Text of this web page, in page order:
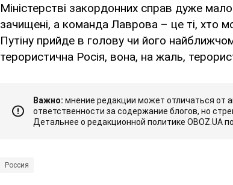
Міністерстві закордонних справ дуже
зачищені, а команда Лаврова – це ті, хто
Путіну прийде в голову чи його
терористична Росія, вона, на жаль,
Важно: мнение редакции может отличаться от
ответственности за содержание блогов, но
Детальнее о редакционной политике OBOZ.UA по
Россия